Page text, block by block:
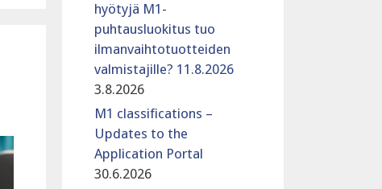
hyötyjä M1-
puhtausluokitus tuo
ilmanvaihtotuotteiden
valmistajille? 11.8.2026
3.8.2026
M1 classifications –
Updates to the
Application Portal
30.6.2026